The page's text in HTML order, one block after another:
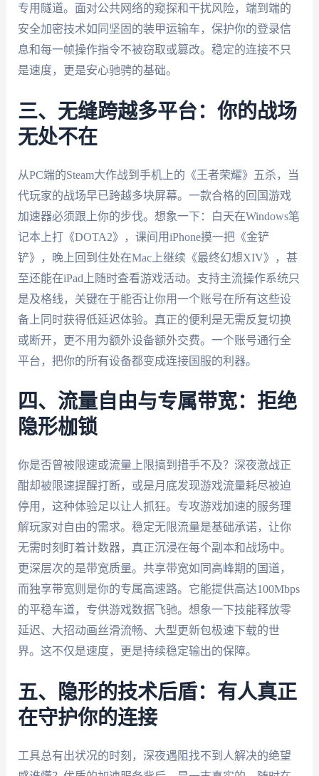
专用隧道。面对公共网络的窥探和干扰风险，端到端的
安全加密技术如同坚固的装甲运输车，保护你的登录信
息和每一帧操作指令不被窃取或篡改。稳定的连接不只
是速度，更是安心驰骋的基础。
三、无缝跨越多平台：你的战场
无处不在
从PC端的Steam大作战到手机上的《王者荣耀》五杀，当
代玩家的战场早已跨越多块屏幕。一款合格的回国游戏
加速器必须跟上你的步伐。想象一下：白天在Windows笔
记本上打《DOTA2》，课间用iPhone摸一把《金铲
铲》，晚上回到住处在Mac上继续《最终幻想XIV》，甚
至还能在iPad上随时查看游戏活动。支持主流操作系统只
是及格线，关键在于能否让你用一个账号在所有这些设
备上同时获得低延迟体验。真正的便利是无需反复切换
或断开，更不用为额外设备额外交费。一个账号通行全
平台，把你的所有设备都变成连接国服的利器。
四、流量自由与专属带宽：拒绝
隐形枷锁
你是否曾被限速或流量上限搞到措手不及？深夜激战正
酣却被限速提醒打断，或是月底发现游戏流量耗尽被迫
停用，这种体验足以让人抓狂。专攻游戏加速的服务理
解玩家对自由的需求。稳定无限流量是基础承诺，让你
无需时刻盯着计数器，真正沉浸在每个副本和战场中。
更深层次的是带宽质量。共享带宽如同高峰期的国道，
而独享带宽则是你的专属高速路。它能提供高达100Mbps
的平稳车道，专供游戏数据飞驰。想象一下技能释放零
延迟、大招动画丝滑流畅、大型更新包极速下载的世
界。这不仅是速度，更是持续稳定输出的保障。
五、隐形的技术后盾：有人真正
在守护你的连接
工具总有出状况的时刻，深夜遇阻找不到人解决的绝望